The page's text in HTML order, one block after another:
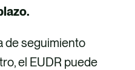
de seguimiento
el EUDR puede